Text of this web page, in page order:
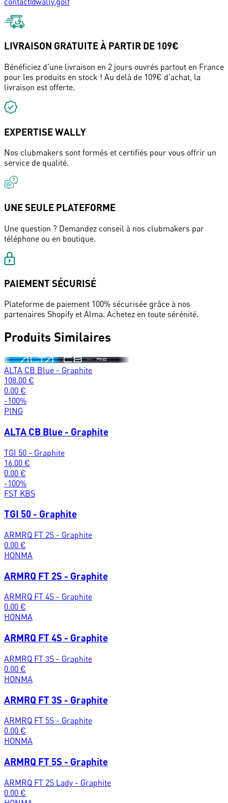
LIVRAISON GRATUITE À PARTIR DE 109€
Bénéficiez d'une livraison en 2 jours ouvrés partout en France
pour les produits en stock ! Au delà de 109€ d'achat, la
livraison est offerte.
EXPERTISE WALLY
Nos clubmakers sont formés et certifiés pour vous offrir un
service de qualité.
UNE SEULE PLATEFORME
Une question ? Demandez conseil à nos clubmakers par
téléphone ou en boutique.
PAIEMENT SÉCURISÉ
Plateforme de paiement 100% sécurisée grâce à nos
partenaires Shopify et Alma. Achetez en toute sérénité.
Produits Similaires
ALTA CB Blue - Graphite
108.00 €
0.00 €
-100%
PING
ALTA CB Blue - Graphite
TGI 50 - Graphite
16.00 €
0.00 €
-100%
FST KBS
TGI 50 - Graphite
ARMRQ FT 2S - Graphite
0.00 €
HONMA
ARMRQ FT 2S - Graphite
ARMRQ FT 4S - Graphite
0.00 €
HONMA
ARMRQ FT 4S - Graphite
ARMRQ FT 3S - Graphite
0.00 €
HONMA
ARMRQ FT 3S - Graphite
ARMRQ FT 5S - Graphite
0.00 €
HONMA
ARMRQ FT 5S - Graphite
ARMRQ FT 2S Lady - Graphite
0.00 €